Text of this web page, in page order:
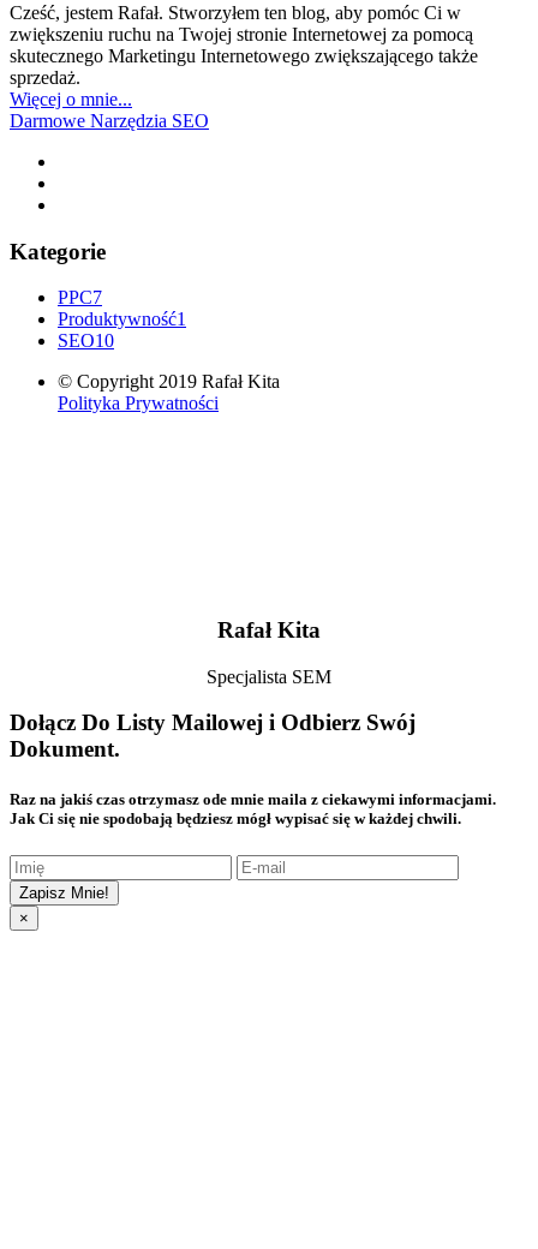
Cześć, jestem Rafał. Stworzyłem ten blog, aby pomóc Ci w
zwiększeniu ruchu na Twojej stronie Internetowej za pomocą
skutecznego Marketingu Internetowego zwiększającego także
sprzedaż.
Więcej o mnie...
Darmowe Narzędzia SEO
Kategorie
PPC7
Produktywność1
SEO10
© Copyright 2019 Rafał Kita
Polityka Prywatności
Rafał Kita
Specjalista SEM
Dołącz Do Listy Mailowej i Odbierz Swój
Dokument.
Raz na jakiś czas otrzymasz ode mnie maila z ciekawymi informacjami.
Jak Ci się nie spodobają będziesz mógł wypisać się w każdej chwili.
Zapisz Mnie!
×